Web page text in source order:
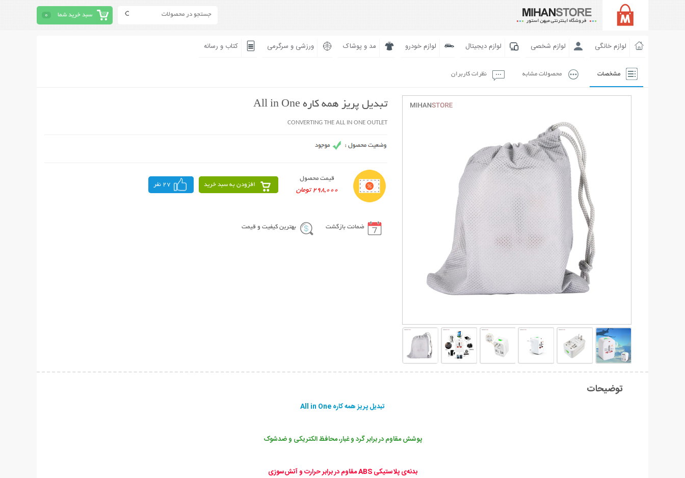
سبد خرید شما 0
لوازم خانگی لوازم شخصی لوازم دیجیتال لوازم خودرو مد و پوشاک ورزشی و سرگرمی کتاب و رسانه
مشخصات محصولات مشابه نظرات کاربران
تبدیل پریز همه کاره All in One
CONVERTING THE ALL IN ONE OUTLET
قیمت محصول
298,000 تومان
افزودن به سبد خرید 27 نفر
ضمانت بازگشت بهترین کیفیت و قیمت
توضیحات
تبدیل پریز همه کاره All in One
پوشش مقاوم در برابر گرد و غبار، محافظ الکتریکی و ضدشوک
بدنه‌ی پلاستیکی ABS مقاوم در برابر حرارت و آتش‌سوزی